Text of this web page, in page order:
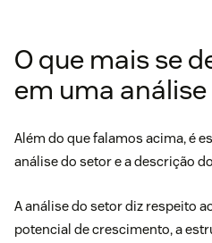
O que mais se
em uma
Além do que falamos acima, é
análise do setor e a descrição
A análise do setor diz respeito
potencial de crescimento, a